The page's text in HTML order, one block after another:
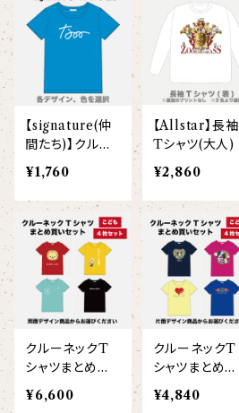
【face_point】
【balancing typo】
【crest_turquoise】
【piano】
【pink_flower】
カーディガン
マフラー
オルコット
フランソワルトン
チーター
オコジョ
ホワイトライオン
ローレンス
【signature(仲
間たち)】クルー
ネックTシャツ
（半袖）（こども）
¥1,760
【Allstar】長袖
Tシャツ(大人)
¥2,860
クルーネックT
シャツまとめ買
いセット（こども
4枚/両面プリン
¥6,600
クルーネックT
シャツまとめ買
いセット（こども
4枚/片面プリン
¥4,840